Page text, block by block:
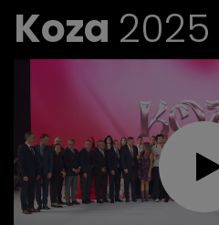
Koza 2025